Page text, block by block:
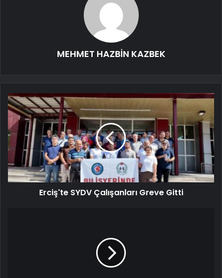
MEHMET HAZBİN KAZBEK
Erciş'te SYDV Çalışanları Greve Gitti